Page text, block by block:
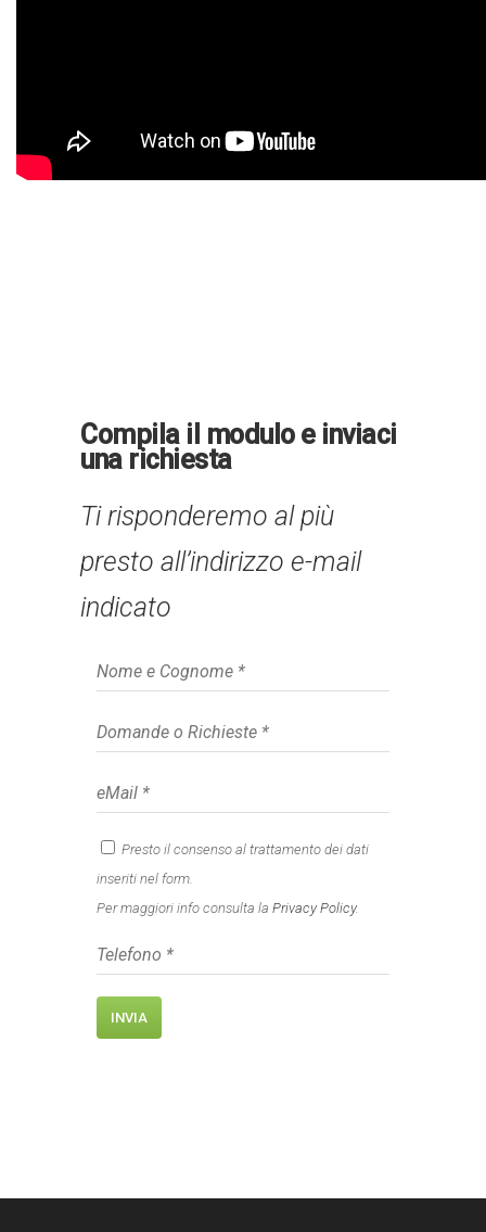
Compila il modulo e inviaci
una richiesta
Ti risponderemo al più
presto all’indirizzo e-mail
indicato
Presto il consenso al trattamento dei dati
inseriti nel form.
Per maggiori info consulta la Privacy Policy.